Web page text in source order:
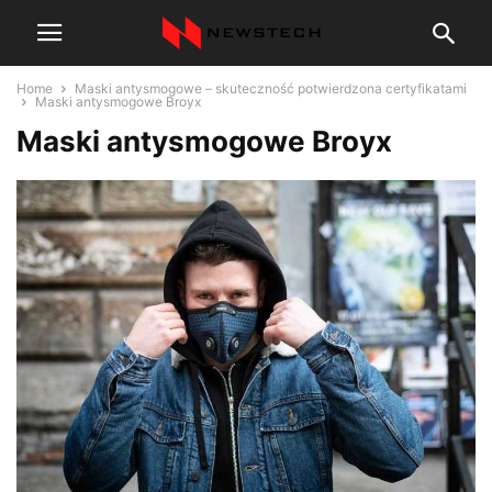
Home
Maski antysmogowe – skuteczność potwierdzona certyfikatami
Maski antysmogowe Broyx
Maski antysmogowe Broyx